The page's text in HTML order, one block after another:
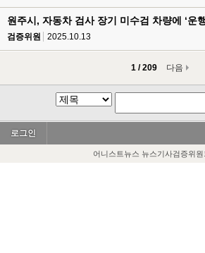
원주시, 자동차 검사 장기 미수검 차량에 ‘운
검증위원 2025.10.13
1 / 209 다음
로그인
어니스트뉴스 뉴스기사검증위원